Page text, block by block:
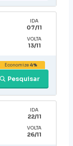
IDA
07/11
VOLTA
13/11
Pesquisar
Economize4%
IDA
22/11
VOLTA
26/11